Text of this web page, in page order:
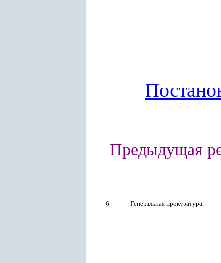
Предыдущая
6 Генеральная прокуратура